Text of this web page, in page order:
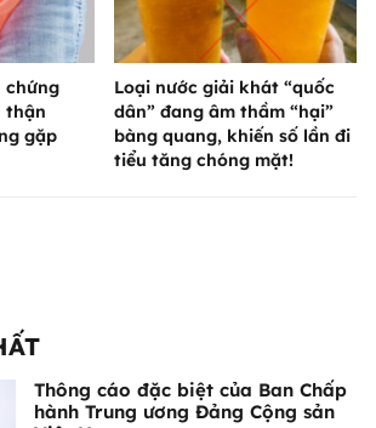
chứng
thận
gặp
Loại nước giải khát “quốc
dân” đang âm thầm “hại”
bàng quang, khiến số lần đi
tiểu tăng chóng mặt!
Thông cáo đặc biệt của Ban Chấp
hành Trung ương Đảng Cộng sản